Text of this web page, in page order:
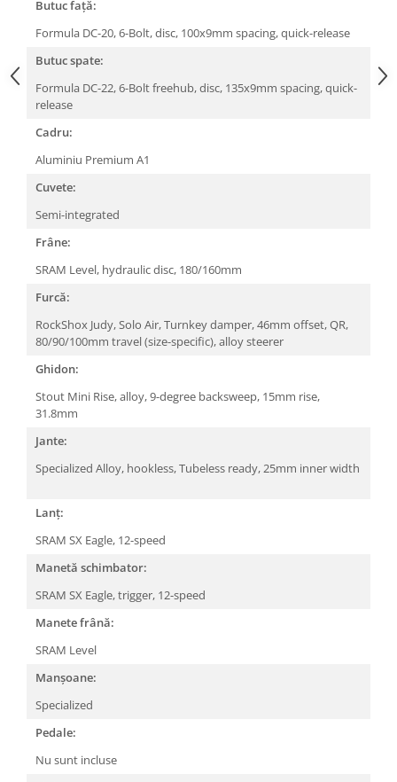
Groupset
Butuc față:
Formula DC-20, 6-Bolt, disc, 100x9mm spacing, quick-release
Butuc spate:
Formula DC-22, 6-Bolt freehub, disc, 135x9mm spacing, quick-
release
Cadru:
Aluminiu Premium A1
Cuvete:
Semi-integrated
Frâne:
SRAM Level, hydraulic disc, 180/160mm
Furcă:
RockShox Judy, Solo Air, Turnkey damper, 46mm offset, QR,
80/90/100mm travel (size-specific), alloy steerer
Ghidon:
Stout Mini Rise, alloy, 9-degree backsweep, 15mm rise,
31.8mm
Jante:
Specialized Alloy, hookless, Tubeless ready, 25mm inner width
Lanț:
SRAM SX Eagle, 12-speed
Manetă schimbator:
SRAM SX Eagle, trigger, 12-speed
Manete frână:
SRAM Level
Manșoane:
Specialized
Pedale:
Nu sunt incluse